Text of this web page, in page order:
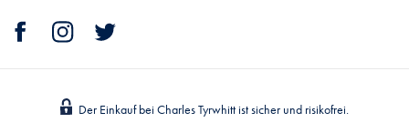
Der Einkauf bei Charles Tyrwhitt ist sicher und risikofrei.